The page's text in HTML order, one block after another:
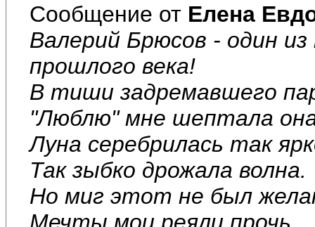
Сообщение от Елена
Валерий Брюсов - один
прошлого века!
В тиши задремавшего
"Люблю" мне шептала
Луна серебрилась так
Так зыбко дрожала волна.
Но миг этот не был
Мечты мои реяли прочь,